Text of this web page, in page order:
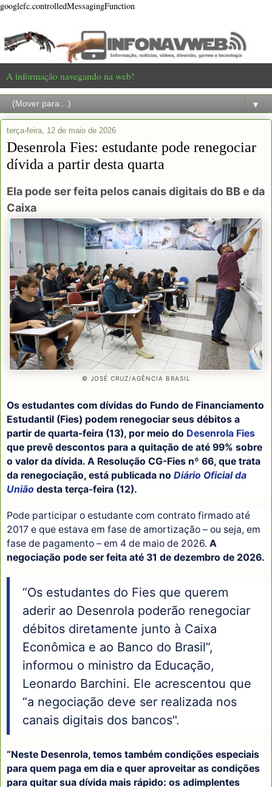
googlefc.controlledMessagingFunction
A informação navegando na web!
▼
terça-feira, 12 de maio de 2026
Desenrola Fies: estudante pode renegociar
dívida a partir desta quarta
Ela pode ser feita pelos canais digitais do BB e da
Caixa
© JOSÉ CRUZ/AGÊNCIA BRASIL
Os estudantes com dívidas do Fundo de Financiamento
Estudantil (Fies) podem renegociar seus débitos a
partir de quarta-feira (13), por meio do Desenrola Fies
que prevê descontos para a quitação de até 99% sobre
o valor da dívida. A Resolução CG-Fies nº 66, que trata
da renegociação, está publicada no Diário Oficial da
União desta terça-feira (12).
Pode participar o estudante com contrato firmado até
2017 e que estava em fase de amortização – ou seja, em
fase de pagamento – em 4 de maio de 2026. A
negociação pode ser feita até 31 de dezembro de 2026.
“Os estudantes do Fies que querem
aderir ao Desenrola poderão renegociar
débitos diretamente junto à Caixa
Econômica e ao Banco do Brasil”,
informou o ministro da Educação,
Leonardo Barchini. Ele acrescentou que
“a negociação deve ser realizada nos
canais digitais dos bancos".
“Neste Desenrola, temos também condições especiais
para quem paga em dia e quer aproveitar as condições
para quitar sua dívida mais rápido: os adimplentes